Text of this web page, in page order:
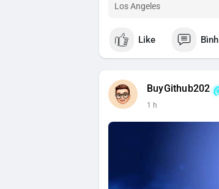
Los Angeles
Like
BuyGithub202
1 h